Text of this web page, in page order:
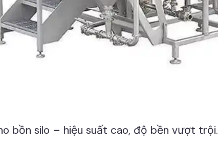
bồn silo – hiệu suất cao, độ bền vượt trội.